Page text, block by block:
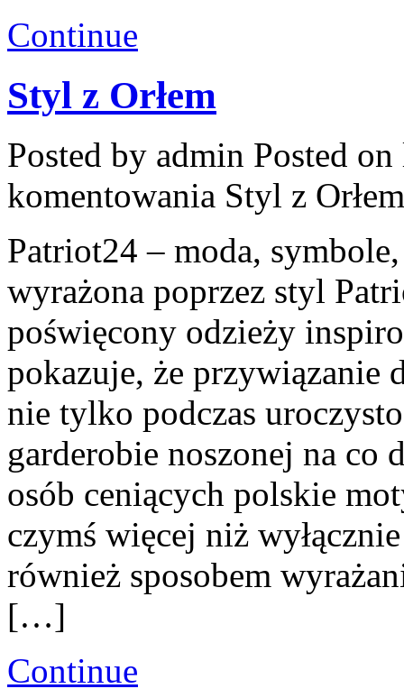
Continue
Styl z Orłem
Posted by admin Posted
komentowania Styl z Orłem
Patriot24 – moda,
wyrażona poprzez styl
poświęcony odzieży
pokazuje, że przywiązanie
nie tylko podczas
garderobie noszonej na co
osób ceniących polskie
czymś więcej niż
również sposobem
[…]
Continue